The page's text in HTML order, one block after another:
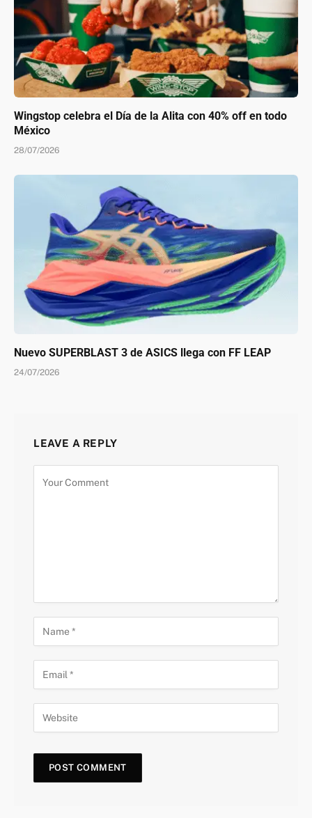
Wingstop celebra el Día de la Alita con 40% off en todo
México
28/07/2026
Nuevo SUPERBLAST 3 de ASICS llega con FF LEAP
24/07/2026
LEAVE A REPLY